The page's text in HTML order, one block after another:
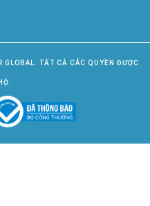
TẤT CẢ CÁC QUYỀN ĐƯỢC